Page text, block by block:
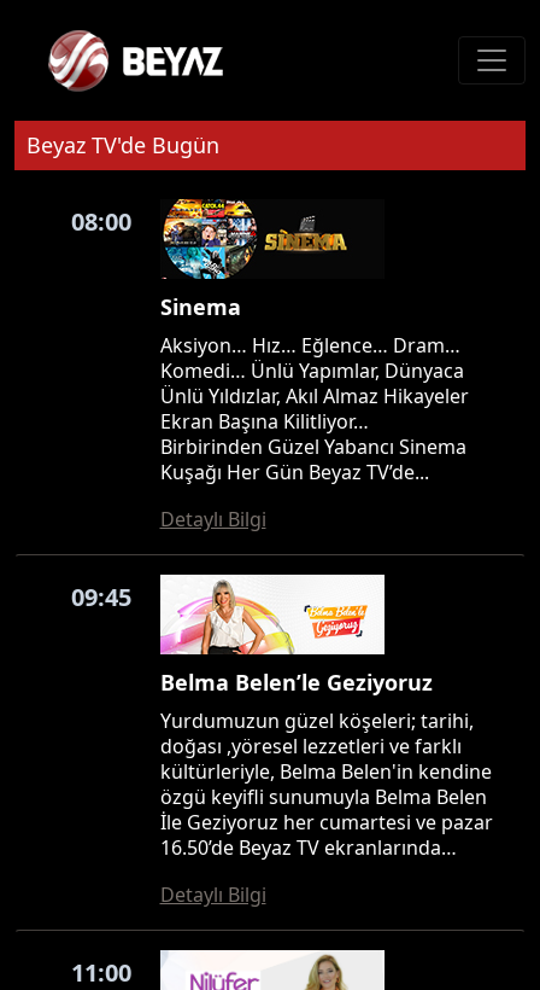
Beyaz TV'de Bugün
08:00
Sinema
Aksiyon… Hız… Eğlence… Dram…
Komedi… Ünlü Yapımlar, Dünyaca
Ünlü Yıldızlar, Akıl Almaz Hikayeler
Ekran Başına Kilitliyor…
Birbirinden Güzel Yabancı Sinema
Kuşağı Her Gün Beyaz TV’de...
Detaylı Bilgi
09:45
Belma Belen’le Geziyoruz
Yurdumuzun güzel köşeleri; tarihi,
doğası ,yöresel lezzetleri ve farklı
kültürleriyle, Belma Belen'in kendine
özgü keyifli sunumuyla Belma Belen
İle Geziyoruz her cumartesi ve pazar
16.50’de Beyaz TV ekranlarında…
Detaylı Bilgi
11:00